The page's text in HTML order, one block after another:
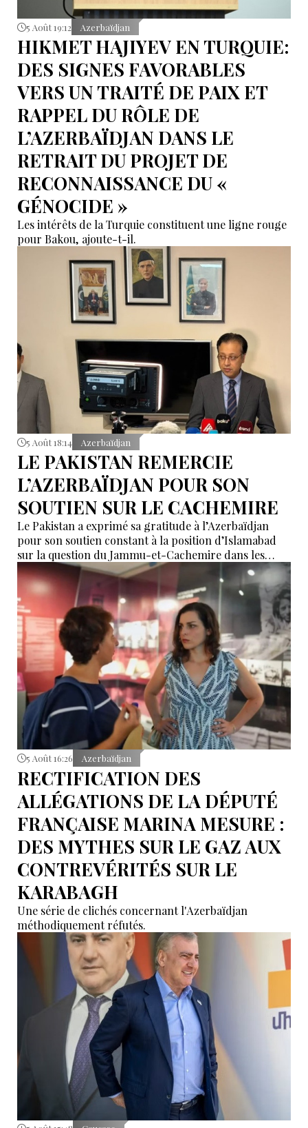
5 Août 19:12 Azerbaïdjan
HIKMET HAJIYEV EN TURQUIE:
DES SIGNES FAVORABLES
VERS UN TRAITÉ DE PAIX ET
RAPPEL DU RÔLE DE
L’AZERBAÏDJAN DANS LE
RETRAIT DU PROJET DE
RECONNAISSANCE DU «
GÉNOCIDE »
Les intérêts de la Turquie constituent une ligne rouge
pour Bakou, ajoute-t-il.
5 Août 18:14 Azerbaïdjan
LE PAKISTAN REMERCIE
L’AZERBAÏDJAN POUR SON
SOUTIEN SUR LE CACHEMIRE
Le Pakistan a exprimé sa gratitude à l’Azerbaïdjan
pour son soutien constant à la position d’Islamabad
sur la question du Jammu-et-Cachemire dans les
instances internationales.
5 Août 16:26 Azerbaïdjan
RECTIFICATION DES
ALLÉGATIONS DE LA DÉPUTÉ
FRANÇAISE MARINA MESURE :
DES MYTHES SUR LE GAZ AUX
CONTREVÉRITÉS SUR LE
KARABAGH
Une série de clichés concernant l'Azerbaïdjan
méthodiquement réfutés.